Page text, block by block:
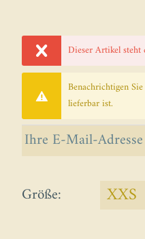
Dieser Artikel
Benachrichtigen
lieferbar ist.
Größe: